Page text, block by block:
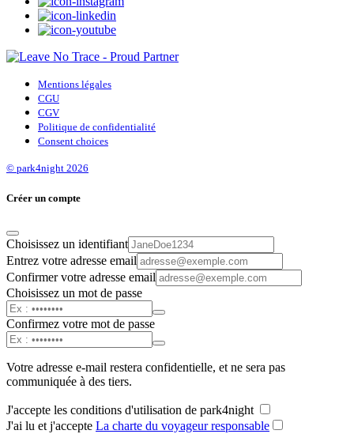
Mentions légales
CGU
CGV
Politique de confidentialité
Consent choices
© park4night 2026
Créer un compte
Choisissez un identifiant
Entrez votre adresse email
Confirmer votre adresse email
Choisissez un mot de passe
Confirmez votre mot de passe
Votre adresse e-mail restera confidentielle, et ne sera pas
communiquée à des tiers.
J'accepte les conditions d'utilisation de park4night
J'ai lu et j'accepte La charte du voyageur responsable